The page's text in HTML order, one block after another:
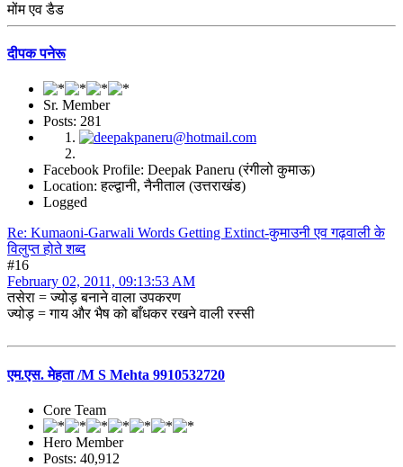
मोंम एव डैड
दीपक पनेरू
Sr. Member
Posts: 281
Facebook Profile: Deepak Paneru (रंगीलो कुमाऊ)
Location: हल्द्वानी, नैनीताल (उत्तराखंड)
Logged
Re: Kumaoni-Garwali Words Getting Extinct-कुमाउनी एव गढ़वाली के
विलुप्त होते शब्द
#16
February 02, 2011, 09:13:53 AM
तसेरा = ज्योड़ बनाने वाला उपकरण
ज्योड़ = गाय और भैष को बाँधकर रखने वाली रस्सी
एम.एस. मेहता /M S Mehta 9910532720
Core Team
Hero Member
Posts: 40,912